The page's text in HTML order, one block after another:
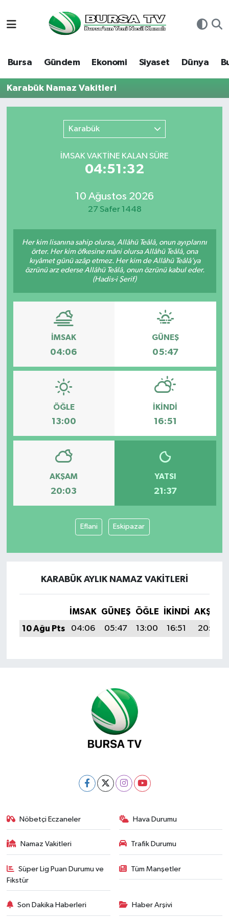
Bursa Gündem Ekonomi Siyaset Dünya
Karabük Namaz Vakitleri
Karabük
İMSAK VAKTİNE KALAN SÜRE
04:51:32
10 Ağustos 2026
27 Safer 1448
Her kim lisanına sahip olursa, Allâhü Teâlâ, onun ayıplarını
örter. Her kim öfkesine mâni olursa Allâhü Teâlâ, ona
kıyâmet günü azâp etmez. Her kim de Allâhü Teâlâ’ya
özrünü arz ederse Allâhü Teâlâ, onun özrünü kabul eder.
(Hadis-i Şerif)
İMSAK
04:06
GÜNEŞ
05:47
ÖĞLE
13:00
İKINDI
16:51
AKŞAM
20:03
YATSI
21:37
Eflani Eskipazar
KARABÜK AYLIK NAMAZ VAKITLERI
İMSAK GÜNEŞ ÖĞLE İKINDI
AKŞAM
10 Ağu Pts
04:06 05:47 13:00 16:51 20:03
Nöbetçi Eczaneler Hava Durumu
Namaz Vakitleri Trafik Durumu
Süper Lig Puan Durumu ve
Fikstür
Tüm Manşetler
Son Dakika Haberleri Haber Arşivi
Bursa
Dünya
Sağlık
Siyaset
Spor
Teknoloji
Türkiye
Hava Durumu
Namaz Vakitleri
Tüm Manşetler
Son Dakika Haberleri